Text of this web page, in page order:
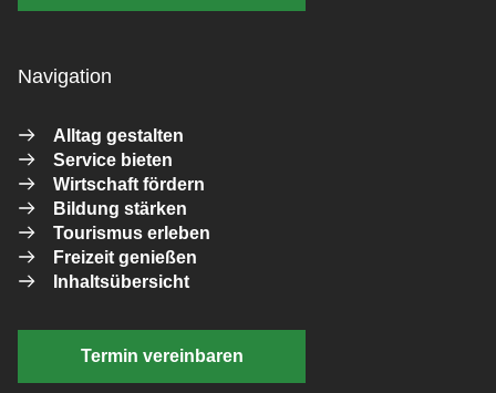
Navigation
Alltag gestalten
Service bieten
Wirtschaft fördern
Bildung stärken
Tourismus erleben
Freizeit genießen
Inhaltsübersicht
Termin vereinbaren